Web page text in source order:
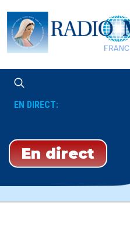
EN DIRECT:
Et À 15h15
En direct